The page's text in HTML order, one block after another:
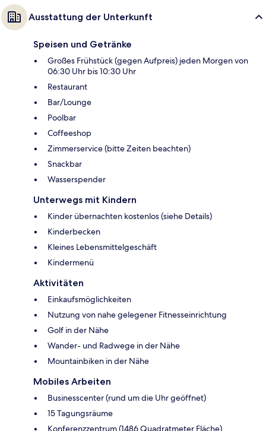
Ausstattung der Unterkunft
Speisen und Getränke
Großes Frühstück (gegen Aufpreis) jeden Morgen von
06:30 Uhr bis 10:30 Uhr
Restaurant
Bar/Lounge
Poolbar
Coffeeshop
Zimmerservice (bitte Zeiten beachten)
Snackbar
Wasserspender
Unterwegs mit Kindern
Kinder übernachten kostenlos (siehe Details)
Kinderbecken
Kleines Lebensmittelgeschäft
Kindermenü
Aktivitäten
Einkaufsmöglichkeiten
Nutzung von nahe gelegener Fitnesseinrichtung
Golf in der Nähe
Wander- und Radwege in der Nähe
Mountainbiken in der Nähe
Mobiles Arbeiten
Businesscenter (rund um die Uhr geöffnet)
15 Tagungsräume
Konferenzzentrum (1486 Quadratmeter Fläche)